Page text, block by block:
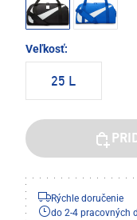
Veľkosť:
25 L
Rýchle doručenie
do 2-4 pracovných